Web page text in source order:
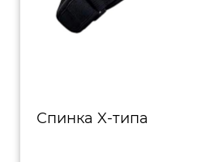
Спинка X-типа